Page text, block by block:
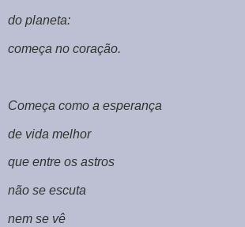
do planeta:
começa no coração.
Começa como a esperança
de vida melhor
que entre os astros
não se escuta
nem se vê